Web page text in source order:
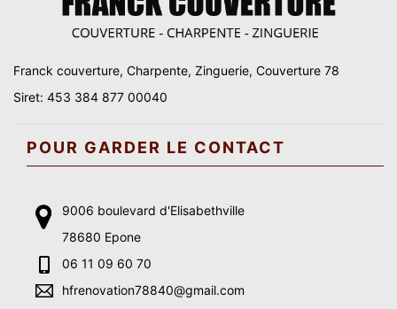
Franck couverture, Charpente, Zinguerie, Couverture 78
Siret: 453 384 877 00040
POUR GARDER LE CONTACT
9006 boulevard d'Elisabethville
78680 Epone
06 11 09 60 70
hfrenovation78840@gmail.com